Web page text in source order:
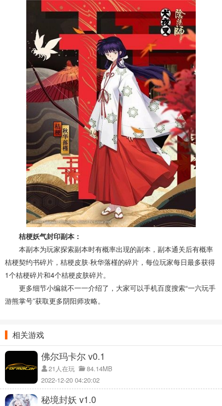
桔梗妖气封印副本：
本副本为玩家探索副本时有概率出现的副本，副本通关后有概率
桔梗契约书碎片，桔梗皮肤·秋华落槿的碎片，每位玩家每日最多获得
1个桔梗碎片和4个桔梗皮肤碎片。
更多细节小编就不一一介绍了，大家可以手机百度搜索“一六玩手
游熊掌号”获取更多阴阳师攻略。
相关游戏
佛尔玛卡尔 v0.1
21人在玩
84.14MB
2022-12-20 04:20:02
秘境封妖 v1.0